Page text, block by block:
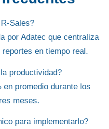
Sales?
por Adatec que centraliza
en tiempo real.
productividad?
promedio durante los
meses.
para implementarlo?